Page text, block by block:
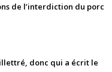
de l’interdiction du porc